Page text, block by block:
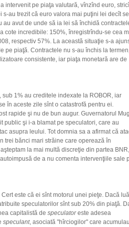
intervenit pe piaţa valutară, vînzînd euro,
au trezit că euro valora mai puţini lei decît se
au avut de unde să ia lei să închidă
cote incredibile: 150%, înregistrîndu-se cea
respectiv 57%. La această situaţie s-a
pe piaţă. Contractele nu s-au închis la
consistente, iar piaţa monetară are de
sub 1% au creditele indexate la ROBOR, iar
în aceste zile sînt o catastrofă pentru ei.
rapide şi nu de bun augur. Guvernatorul
public şi i-a blamat pe speculatori, care au
asupra leului. Tot domnia sa a afirmat că
trei bănci mari străine care operează în
la mai multă discreţie din partea BNR,
de a nu comenta intervenţiile sale
este că ei sînt motorul unei pieţe. Dacă
speculatorilor sînt sub 20% din piaţă.
capitalistă de speculatoreste adesea
speculant, asociată "hîrciogilor" care